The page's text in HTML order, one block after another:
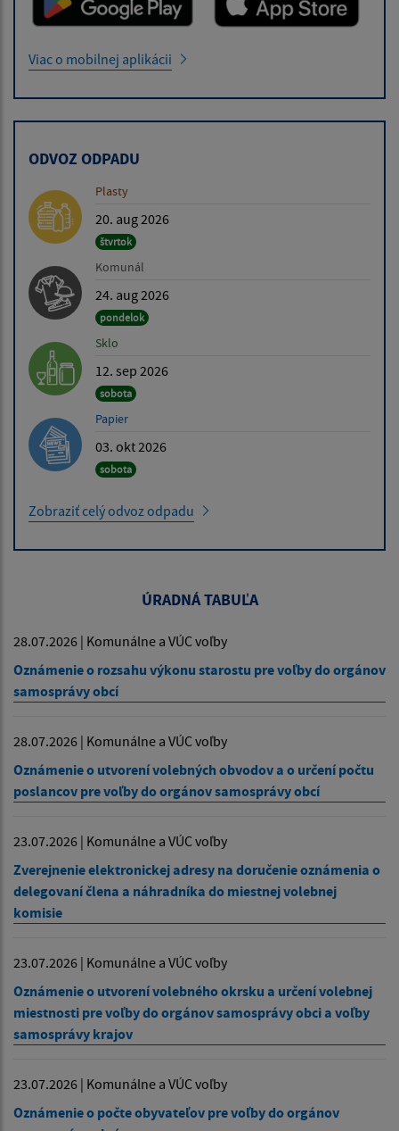
Viac o mobilnej aplikácii
ODVOZ ODPADU
Plasty
20. aug 2026
štvrtok
Komunál
24. aug 2026
pondelok
Sklo
12. sep 2026
sobota
Papier
03. okt 2026
sobota
Zobraziť celý odvoz odpadu
ÚRADNÁ TABUĽA
28.07.2026 | Komunálne a VÚC voľby
Oznámenie o rozsahu výkonu starostu pre voľby do orgánov
samosprávy obcí
28.07.2026 | Komunálne a VÚC voľby
Oznámenie o utvorení volebných obvodov a o určení počtu
poslancov pre voľby do orgánov samosprávy obcí
23.07.2026 | Komunálne a VÚC voľby
Zverejnenie elektronickej adresy na doručenie oznámenia o
delegovaní člena a náhradníka do miestnej volebnej
komisie
23.07.2026 | Komunálne a VÚC voľby
Oznámenie o utvorení volebného okrsku a určení volebnej
miestnosti pre voľby do orgánov samosprávy obci a voľby
samosprávy krajov
23.07.2026 | Komunálne a VÚC voľby
Oznámenie o počte obyvateľov pre voľby do orgánov